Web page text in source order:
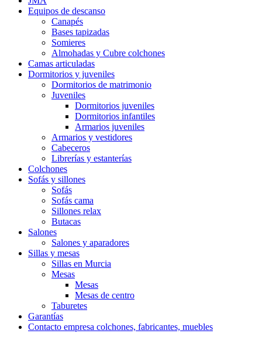
Equipos de descanso
Canapés
Bases tapizadas
Somieres
Almohadas y Cubre colchones
Camas articuladas
Dormitorios y juveniles
Dormitorios de matrimonio
Juveniles
Dormitorios juveniles
Dormitorios infantiles
Armarios juveniles
Armarios y vestidores
Cabeceros
Librerías y estanterías
Colchones
Sofás y sillones
Sofás
Sofás cama
Sillones relax
Butacas
Salones
Salones y aparadores
Sillas y mesas
Sillas en Murcia
Mesas
Mesas
Mesas de centro
Taburetes
Garantías
Contacto empresa colchones, fabricantes, muebles